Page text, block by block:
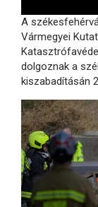
A
Vármegyei
dolgoznak a
kiszabadításán